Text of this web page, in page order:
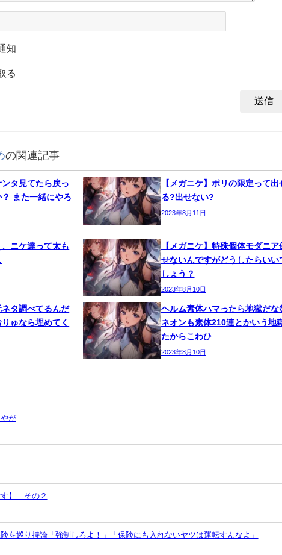
知
る
の関連記事
ンタ見てたら戻っ
また一緒にやろ
【メガニケ】ポリの限定って出
る?出せない?
2023年8月11日
、ニケ達って太も
【メガニケ】特殊個体モダニア
せないんですがどうしたらいい
しょう？
2023年8月10日
タ調べてるんだ
ゅなら埋めてく
ヘルム素体ハマったら地獄だな
ネオンも素体210連とかいう地
たからこわひ
2023年8月10日
が
す】 その２
を巡り持論「強制しろよ！」「保険にも入れないヤツは運転すんなよ」